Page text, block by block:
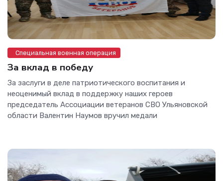
Специальная военная операция
За вклад в победу
За заслуги в деле патриотического воспитания и
неоценимый вклад в поддержку наших героев
председатель Ассоциации ветеранов СВО Ульяновской
области Валентин Наумов вручил медали